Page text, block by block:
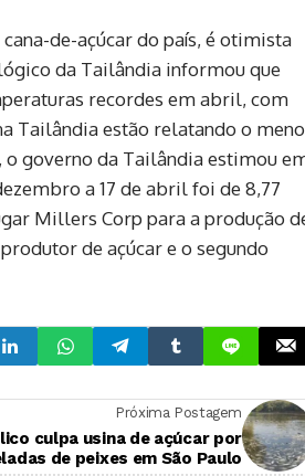
de-açúcar do país, é otimista
da Tailândia informou que
recordes em abril, com
Tailândia estão relatando o
o governo da Tailândia estimou
a 17 de abril foi de 8,77
Millers Corp para a produção
de açúcar e o segundo
Próxima Postagem
culpa usina de açúcar por
de peixes em São Paulo